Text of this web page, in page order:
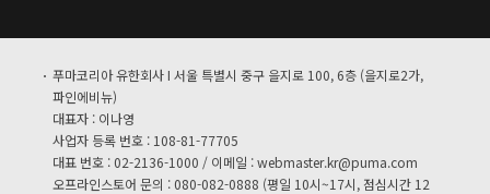
푸마코리아 유한회사 I 서울 특별시 중구 을지로 100, 6층 (을지로2가,
파인에비뉴)
대표자 : 이나영
사업자 등록 번호 : 108-81-77705
대표 번호 : 02-2136-1000 / 이메일 :webmaster.kr@puma.com
오프라인스토어 문의 : 080-082-0888 (평일 10시~17시, 점심시간 12